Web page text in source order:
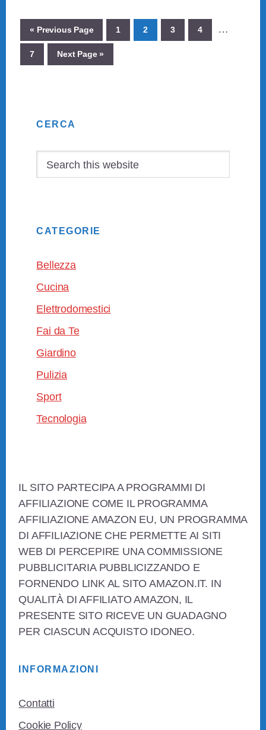
« Go
to
Previous Page Page
1 Page
2 Page
3 Page
4 …
Page
7
Go
to
Next Page »
Sidebar
CERCA
CATEGORIE
Bellezza
Cucina
Elettrodomestici
Fai da Te
Giardino
Pulizia
Sport
Tecnologia
IL SITO PARTECIPA A PROGRAMMI DI
AFFILIAZIONE COME IL PROGRAMMA
AFFILIAZIONE AMAZON EU, UN PROGRAMMA
DI AFFILIAZIONE CHE PERMETTE AI SITI
WEB DI PERCEPIRE UNA COMMISSIONE
PUBBLICITARIA PUBBLICIZZANDO E
FORNENDO LINK AL SITO AMAZON.IT. IN
QUALITÀ DI AFFILIATO AMAZON, IL
PRESENTE SITO RICEVE UN GUADAGNO
PER CIASCUN ACQUISTO IDONEO.
INFORMAZIONI
Contatti
Cookie Policy